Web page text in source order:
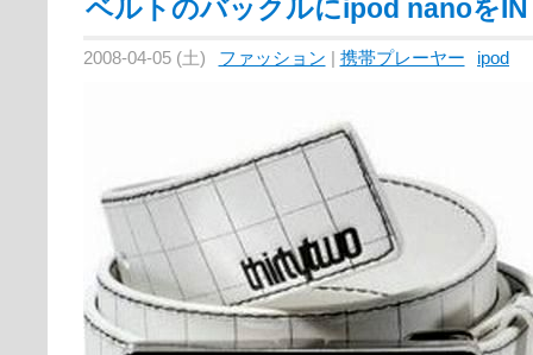
ベルトのバックルにipod nanoをIN
2008-04-05 (土) ファッション 携帯プレーヤー ipod